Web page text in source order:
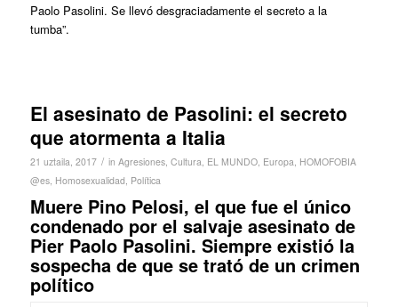
Paolo Pasolini. Se llevó desgraciadamente el secreto a la
tumba”.
El asesinato de Pasolini: el secreto
que atormenta a Italia
21 uztaila, 2017 / in Agresiones, Cultura EL MUNDO, Europa HOMOFOBIA
@es, Homosexualidad Política
Muere Pino Pelosi, el que fue el único
condenado por el salvaje asesinato de
Pier Paolo Pasolini. Siempre existió la
sospecha de que se trató de un crimen
político